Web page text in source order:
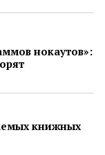
нокаутов»:
книжных